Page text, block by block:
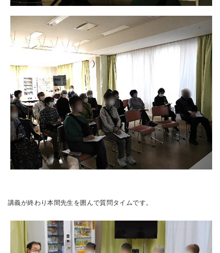
講義が終わり本間先生を囲んで質問タイムです。